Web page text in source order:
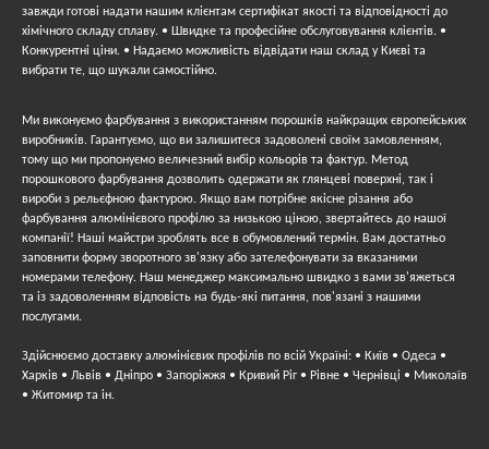
завжди готові надати нашим клієнтам сертифікат якості та відповідності до
хімічного складу сплаву. • Швидке та професійне обслуговування клієнтів. •
Конкурентні ціни. • Надаємо можливість відвідати наш склад у Києві та
вибрати те, що шукали самостійно.
Ми виконуємо фарбування з використанням порошків найкращих європейських
виробників. Гарантуємо, що ви залишитеся задоволені своїм замовленням,
тому що ми пропонуємо величезний вибір кольорів та фактур. Метод
порошкового фарбування дозволить одержати як глянцеві поверхні, так і
вироби з рельєфною фактурою. Якщо вам потрібне якісне різання або
фарбування алюмінієвого профілю за низькою ціною, звертайтесь до нашої
компанії! Наші майстри зроблять все в обумовлений термін. Вам достатньо
заповнити форму зворотного зв'язку або зателефонувати за вказаними
номерами телефону. Наш менеджер максимально швидко з вами зв'яжеться
та із задоволенням відповість на будь-які питання, пов'язані з нашими
послугами.
Здійснюємо доставку алюмінієвих профілів по всій Україні: • Київ • Одеса •
Харків • Львів • Дніпро • Запоріжжя • Кривий Ріг • Рівне • Чернівці • Миколаїв
• Житомир та ін.